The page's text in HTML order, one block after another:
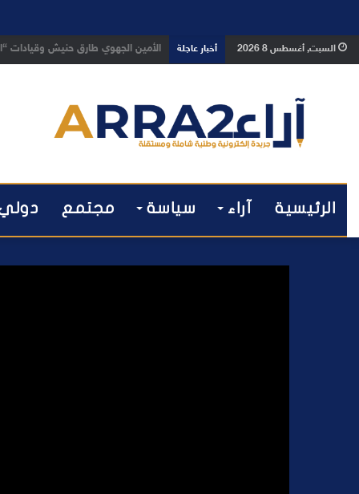
السبت, أغسطس 8 2026 أخبار عاجلة بعد تداول فيديو يوثق العملية..
الرئيسية آراء سياسة مجتمع